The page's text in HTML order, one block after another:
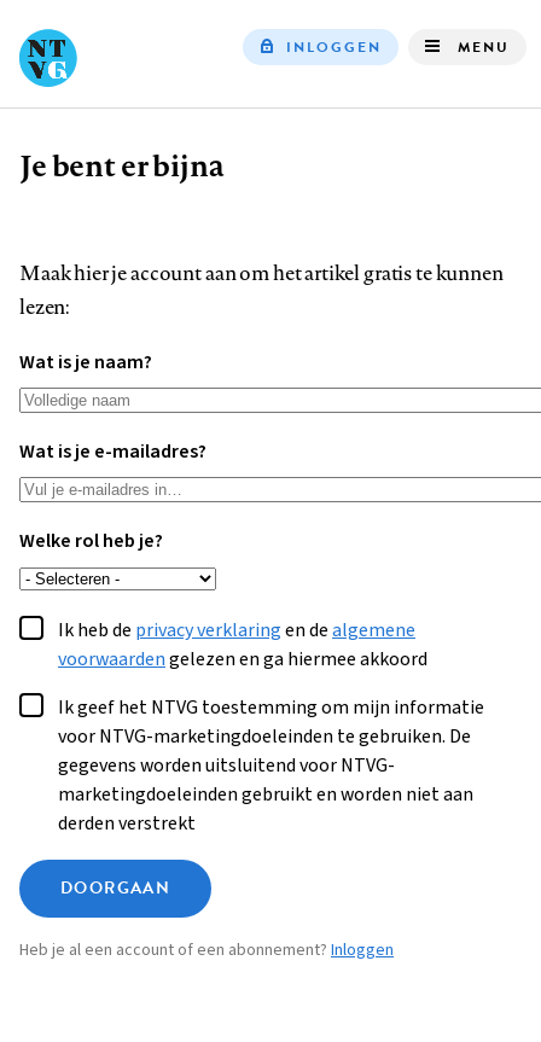
INLOGGEN MENU
Kruimelpad
Je bent er bijna
Maak hier je account aan om het artikel gratis te kunnen
lezen:
Wat is je naam?
Wat is je e-mailadres?
Welke rol heb je?
Ik heb de privacy verklaringen dealgemene
voorwaardengelezen en ga hiermee akkoord
Ik geef het NTVG toestemming om mijn informatie
voor NTVG-marketingdoeleinden te gebruiken. De
gegevens worden uitsluitend voor NTVG-
marketingdoeleinden gebruikt en worden niet aan
derden verstrekt
DOORGAAN
Heb je al een account of een abonnement? Inloggen